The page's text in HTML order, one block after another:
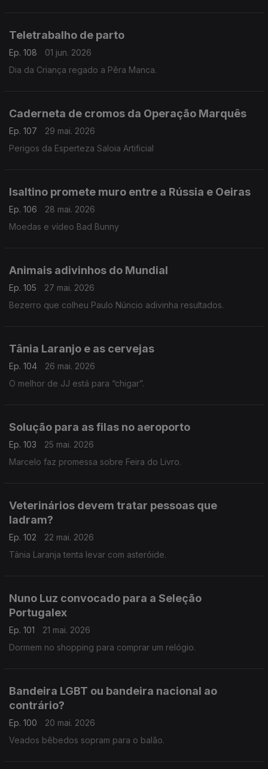
Teletrabalho de parto
Ep. 108
01 jun. 2026
Dia da Criança regado a Pêra Manca.
Caderneta de cromos da Operação Marquês
Ep. 107
29 mai. 2026
Perigos da Esperteza Saloia Artificial
Isaltino promete muro entre a Rússia e Oeiras
Ep. 106
28 mai. 2026
Moedas e vídeo Bad Bunny
Animais adivinhos do Mundial
Ep. 105
27 mai. 2026
Bezerro que colheu Paulo Núncio adivinha resultados.
Tânia Laranjo e as cervejas
Ep. 104
26 mai. 2026
O melhor de JJ está para “chigar”.
Solução para as filas no aeroporto
Ep. 103
25 mai. 2026
Marcelo faz promessa sobre Feira do Livro.
Veterinários devem tratar pessoas que
ladram?
Ep. 102
22 mai. 2026
Tânia Laranja tenta levar com asteróide.
Nuno Luz convocado para a Seleção
Portugalex
Ep. 101
21 mai. 2026
Dormem no shopping para comprar um relógio.
Bandeira LGBT ou bandeira nacional ao
contrário?
Ep. 100
20 mai. 2026
Veados bêbedos sopram para o balão.